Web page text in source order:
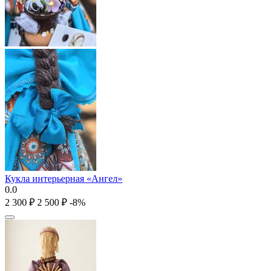
Кукла интерьерная «Ангел»
0.0
2 300 ₽ 2 500 ₽ -8%